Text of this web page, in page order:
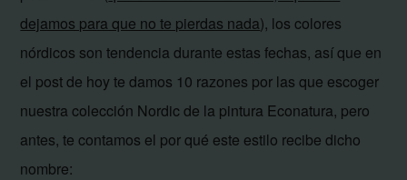
dejamos para que no te pierdas nada), los colores
nórdicos son tendencia durante estas fechas, así que en
el post de hoy te damos 10 razones por las que escoger
nuestra colección Nordic de la pintura Econatura, pero
antes, te contamos el por qué este estilo recibe dicho
nombre: